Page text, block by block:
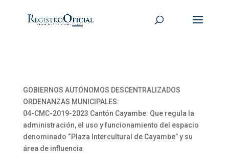
GOBIERNOS AUTÓNOMOS DESCENTRALIZADOS
ORDENANZAS MUNICIPALES:
04-CMC-2019-2023 Cantón Cayambe: Que regula la
administración, el uso y funcionamiento del espacio
denominado “Plaza Intercultural de Cayambe” y su
área de influencia